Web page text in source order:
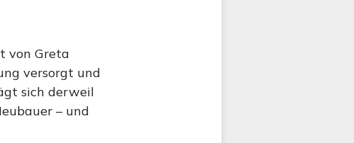
von Greta
versorgt und
sich derweil
– und